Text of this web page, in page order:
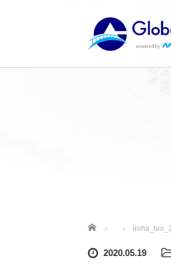
ホーム
2020.05.19